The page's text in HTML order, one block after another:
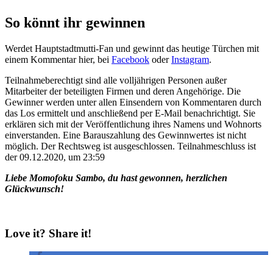
So könnt ihr gewinnen
Werdet Hauptstadtmutti-Fan und gewinnt das heutige Türchen mit
einem Kommentar hier, bei Facebook oderInstagram.
Teilnahmeberechtigt sind alle volljährigen Personen außer
Mitarbeiter der beteiligten Firmen und deren Angehörige. Die
Gewinner werden unter allen Einsendern von Kommentaren durch
das Los ermittelt und anschließend per E-Mail benachrichtigt. Sie
erklären sich mit der Veröffentlichung ihres Namens und Wohnorts
einverstanden. Eine Barauszahlung des Gewinnwertes ist nicht
möglich. Der Rechtsweg ist ausgeschlossen. Teilnahmeschluss ist
der 09.12.2020, um 23:59
Liebe Momofoku Sambo, du hast gewonnen, herzlichen
Glückwunsch!
Love it? Share it!